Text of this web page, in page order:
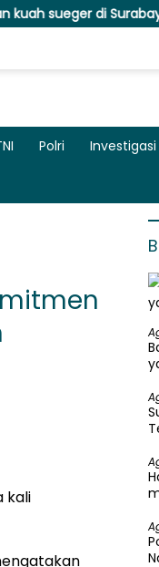
di Surabaya yang
Polri Investigasi
kali